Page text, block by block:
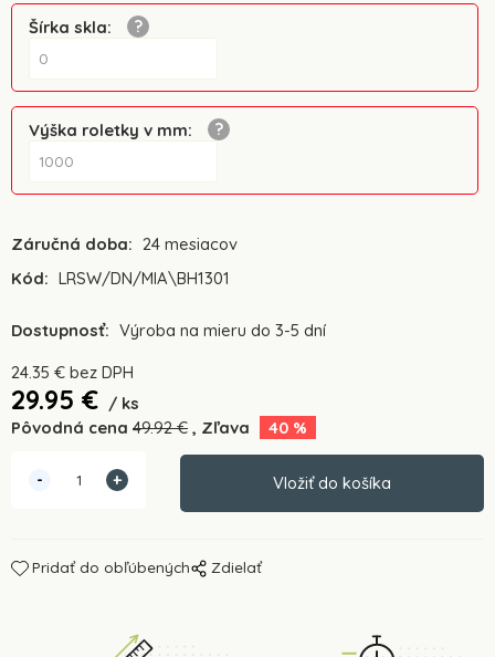
Šírka skla:
Výška roletky v mm:
Záručná doba: 24 mesiacov
Kód: LRSW/DN/MIA\BH1301
Dostupnosť: Výroba na mieru do 3-5 dní
24.35 € bez DPH
29.95 €
ks
Pôvodná cena 49.92€ Zľava 40 %
Pridať do obľúbených Zdielať